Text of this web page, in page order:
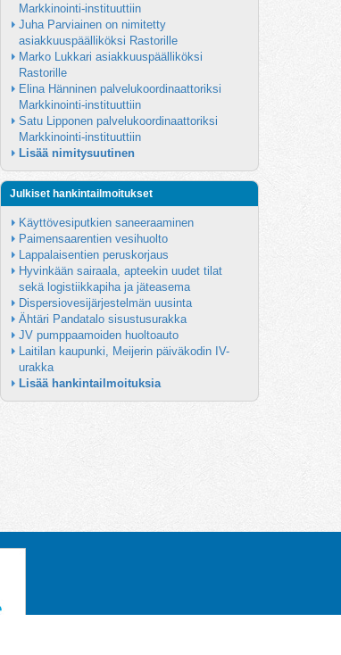
Markkinointi-instituuttiin
Juha Parviainen on nimitetty
asiakkuuspäälliköksi Rastorille
Marko Lukkari asiakkuuspäälliköksi
Rastorille
Elina Hänninen palvelukoordinaattoriksi
Markkinointi-instituuttiin
Satu Lipponen palvelukoordinaattoriksi
Markkinointi-instituuttiin
Lisää nimitysuutinen
Julkiset hankintailmoitukset
Käyttövesiputkien saneeraaminen
Paimensaarentien vesihuolto
Lappalaisentien peruskorjaus
Hyvinkään sairaala, apteekin uudet tilat
sekä logistiikkapiha ja jäteasema
Dispersiovesijärjestelmän uusinta
Ähtäri Pandatalo sisustusurakka
JV pumppaamoiden huoltoauto
Laitilan kaupunki, Meijerin päiväkodin IV-
urakka
Lisää hankintailmoituksia